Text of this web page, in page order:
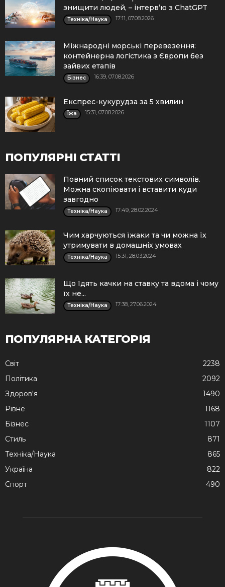
знищити людей, – інтерв’ю з ChatGPT
Техніка/Наука 17:11, 07.08.2026
Міжнародні морські перевезення:
контейнерна логістика з Європи без
зайвих етапів
Бізнес 16:39, 07.08.2026
Експрес-кукурудза за 5 хвилин
Їжа 15:31, 07.08.2026
ПОПУЛЯРНІ СТАТТІ
Повний список текстових символів.
Можна скопіювати і вставити куди
завгодно
Техніка/Наука 17:49, 28.02.2024
Чим харчуються їжаки та чи можна їх
утримувати в домашніх умовах
Техніка/Наука 15:31, 28.03.2024
Що їдять качки на ставку та вдома і чому
їх не...
Техніка/Наука 17:38, 27.06.2024
ПОПУЛЯРНА КАТЕГОРІЯ
Cвіт
2238
Політика
2092
Здоров'я
1490
Рівне
1168
Бізнес
1107
Стиль
871
Техніка/Наука
865
Україна
822
Спорт
490